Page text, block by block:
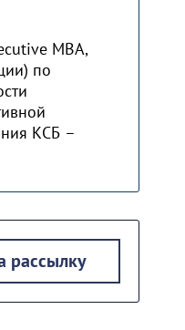
MBA,
по
КСБ –
рассылку